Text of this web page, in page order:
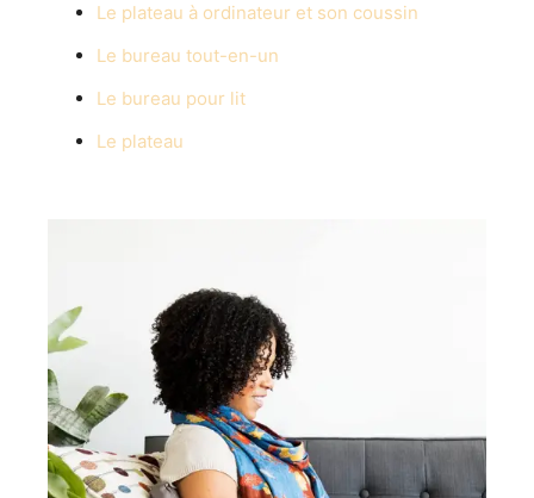
Le plateau à ordinateur et son coussin
Le bureau tout-en-un
Le bureau pour lit
Le plateau